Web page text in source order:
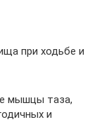
при ходьбе и
мышцы таза,
и